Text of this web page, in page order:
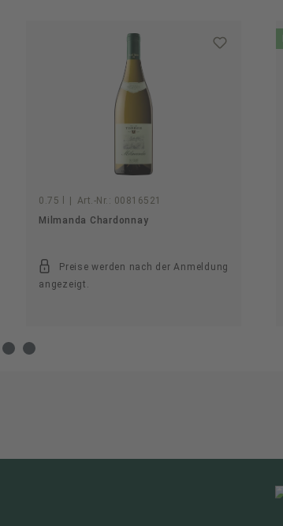
0.75 l Art.-Nr.: 00816521
Milmanda Chardonnay
Preise werden nach der Anmeldung
angezeigt.